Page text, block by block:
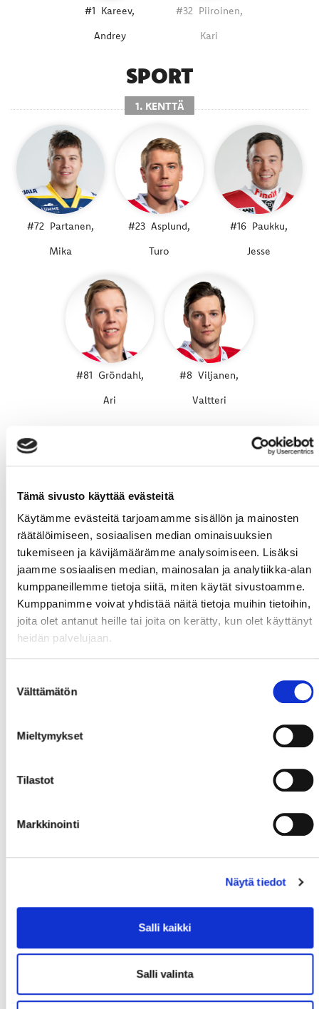
Tämä sivusto käyttää evästeitä
Käytämme evästeitä tarjoamamme sisällön ja mainosten
räätälöimiseen, sosiaalisen median ominaisuuksien
tukemiseen ja kävijämäärämme analysoimiseen. Lisäksi
jaamme sosiaalisen median, mainosalan ja analytiikka-alan
kumppaneillemme tietoja siitä, miten käytät sivustoamme.
Kumppanimme voivat yhdistää näitä tietoja muihin tietoihin,
joita olet antanut heille tai joita on kerätty, kun olet käyttänyt
heidän palvelujaan.
valinta
Välttämätön
Mieltymykset
Tilastot
Markkinointi
Näytä tiedot
Salli kaikki
Salli valinta
#1 Kareev,
Andrey
#32 Piiroinen,
Kari
SPORT
1. KENTTÄ
#72 Partanen,
Mika
#23 Asplund,
Turo
#16 Paukku,
Jesse
#81 Gröndahl,
Ari
#8 Viljanen,
Valtteri
#20
Talaja,
Roope
#10 Lucenius,
Niclas
#73 Erholtz,
Eemil
Janne
#71 Keränen,
Michael
Sebastian